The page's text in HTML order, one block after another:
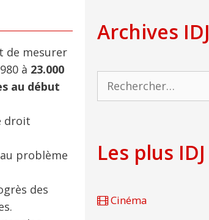
de mesurer
à 23.000
au début
droit
problème
des
Archives IDJ
Rechercher :
Les plus IDJ
Cinéma